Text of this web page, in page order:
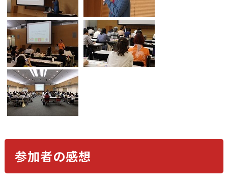
参加者の感想